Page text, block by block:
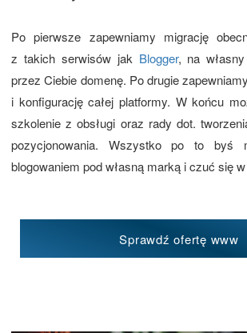
Po pierwsze zapewniamy migrację
z takich serwisów jak Blogger, na
przez Ciebie domenę. Po drugie
i konfigurację całej platformy. W końcu
szkolenie z obsługi oraz rady dot.
pozycjonowania. Wszystko po to byś
blogowaniem pod własną marką i czuć się
Sprawdź ofertę www